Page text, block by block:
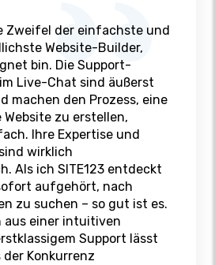
Zweifel der einfachste und
Website-Builder,
bin. Die Support-
Live-Chat sind äußerst
machen den Prozess, eine
zu erstellen,
Ihre Expertise und
wirklich
Als ich SITE123 entdeckt
aufgehört, nach
zu suchen – so gut ist es.
aus einer intuitiven
Support lässt
der Konkurrenz